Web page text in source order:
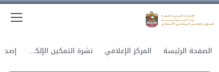
الصفحة الرئيسة المركز الإعلامي نشرة التمكين الإلكترونية